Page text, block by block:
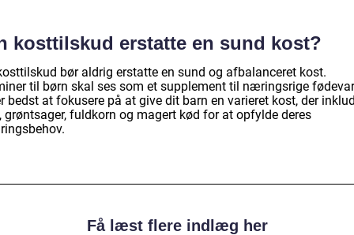
kosttilskud erstatte en sund kost?
bør aldrig erstatte en sund og afbalanceret kost.
til børn skal ses som et supplement til næringsrige
bedst at fokusere på at give dit barn en varieret kost, der
grøntsager, fuldkorn og magert kød for at opfylde deres
Få læst flere indlæg her